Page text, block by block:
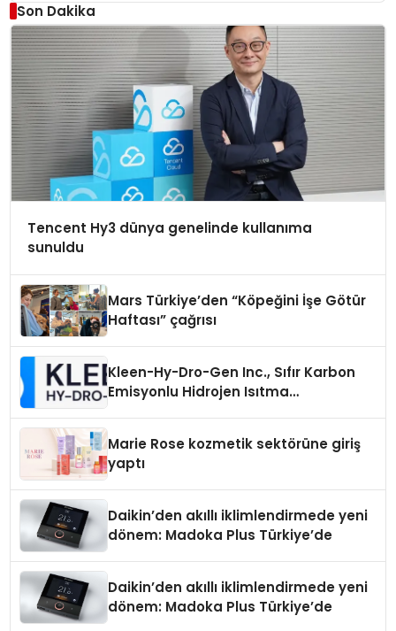
Son Dakika
Tencent Hy3 dünya genelinde kullanıma
sunuldu
Mars Türkiye’den “Köpeğini İşe Götür
Haftası” çağrısı
Kleen-Hy-Dro-Gen Inc., Sıfır Karbon
Emisyonlu Hidrojen Isıtma
Marie Rose kozmetik sektörüne giriş
yaptı
Daikin’den akıllı iklimlendirmede yeni
dönem: Madoka Plus Türkiye’de
Daikin’den akıllı iklimlendirmede yeni
dönem: Madoka Plus Türkiye’de